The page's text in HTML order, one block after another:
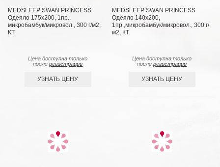
MEDSLEEP SWAN PRINCESS
Одеяло 175х200, 1пр.,
микробамбук/микровол., 300 г/м2,
КТ
Цена доступна только
послерегистрации
УЗНАТЬ ЦЕНУ
MEDSLEEP SWAN PRINCESS
Одеяло 140х200,
1пр.,микробамбук/микровол., 300 г/
м2, КТ
Цена доступна только
послерегистрации
УЗНАТЬ ЦЕНУ